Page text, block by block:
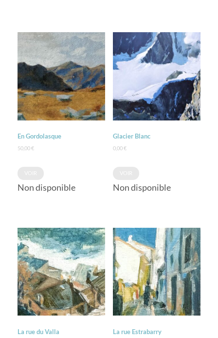
En Gordolasque
50,00€
Non disponible
Glacier Blanc
0,00€
Non disponible
La rue du Valla La rue Estrabarry